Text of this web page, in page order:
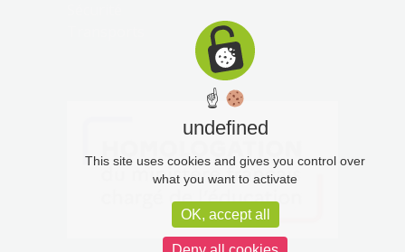
☝
undefined
This site uses cookies and gives you control over
what you want to activate
OK, accept all